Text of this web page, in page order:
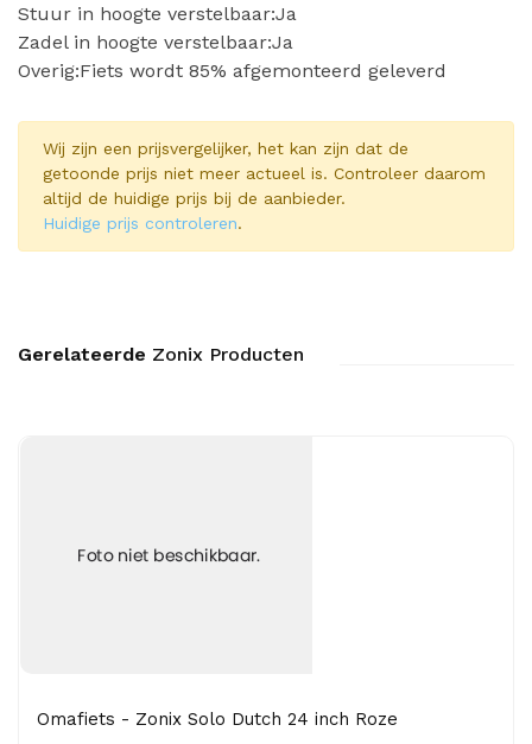
Stuur in hoogte verstelbaar:Ja
Zadel in hoogte verstelbaar:Ja
Overig:Fiets wordt 85% afgemonteerd geleverd
Wij zijn een prijsvergelijker, het kan zijn dat de
getoonde prijs niet meer actueel is. Controleer daarom
altijd de huidige prijs bij de aanbieder.
Huidige prijs controleren.
Gerelateerde Zonix Producten
Omafiets - Zonix Solo Dutch 24 inch Roze